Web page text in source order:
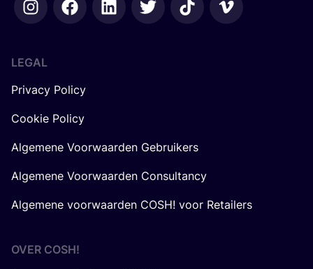
LEGAL
Privacy Policy
Cookie Policy
Algemene Voorwaarden Gebruikers
Algemene Voorwaarden Consultancy
Algemene voorwaarden COSH! voor Retailers
OVER COSH!